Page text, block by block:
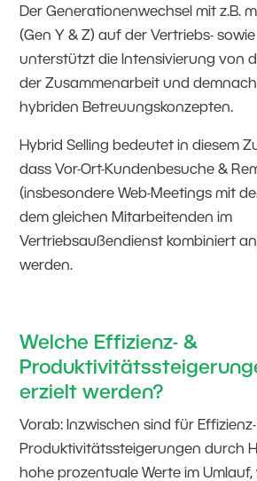
Der Generationenwechsel mit z.B.
(Gen Y & Z) auf der Vertriebs-
unterstützt die Intensivierung von
der Zusammenarbeit und
hybriden Betreuungskonzepten.
Hybrid Selling bedeutet in diesem
dass Vor-Ort-Kundenbesuche &
(insbesondere Web-Meetings mit
dem gleichen Mitarbeitenden im
Vertriebsaußendienst kombiniert
werden.
Welche Effizienz- &
erzielt werden?
Vorab: Inzwischen sind für
Produktivitätssteigerungen durch
hohe prozentuale Werte im